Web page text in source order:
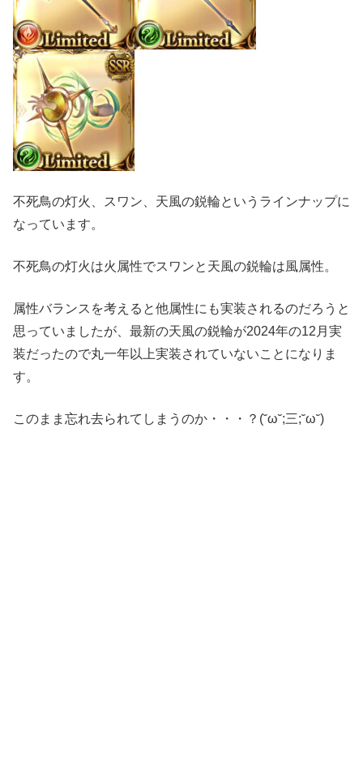
不死鳥の灯火、スワン、天風の鋭輪というラインナップに
なっています。
不死鳥の灯火は火属性でスワンと天風の鋭輪は風属性。
属性バランスを考えると他属性にも実装されるのだろうと
思っていましたが、最新の天風の鋭輪が2024年の12月実
装だったので丸一年以上実装されていないことになりま
す。
このまま忘れ去られてしまうのか・・・？(˘ω˘;三;˘ω˘)